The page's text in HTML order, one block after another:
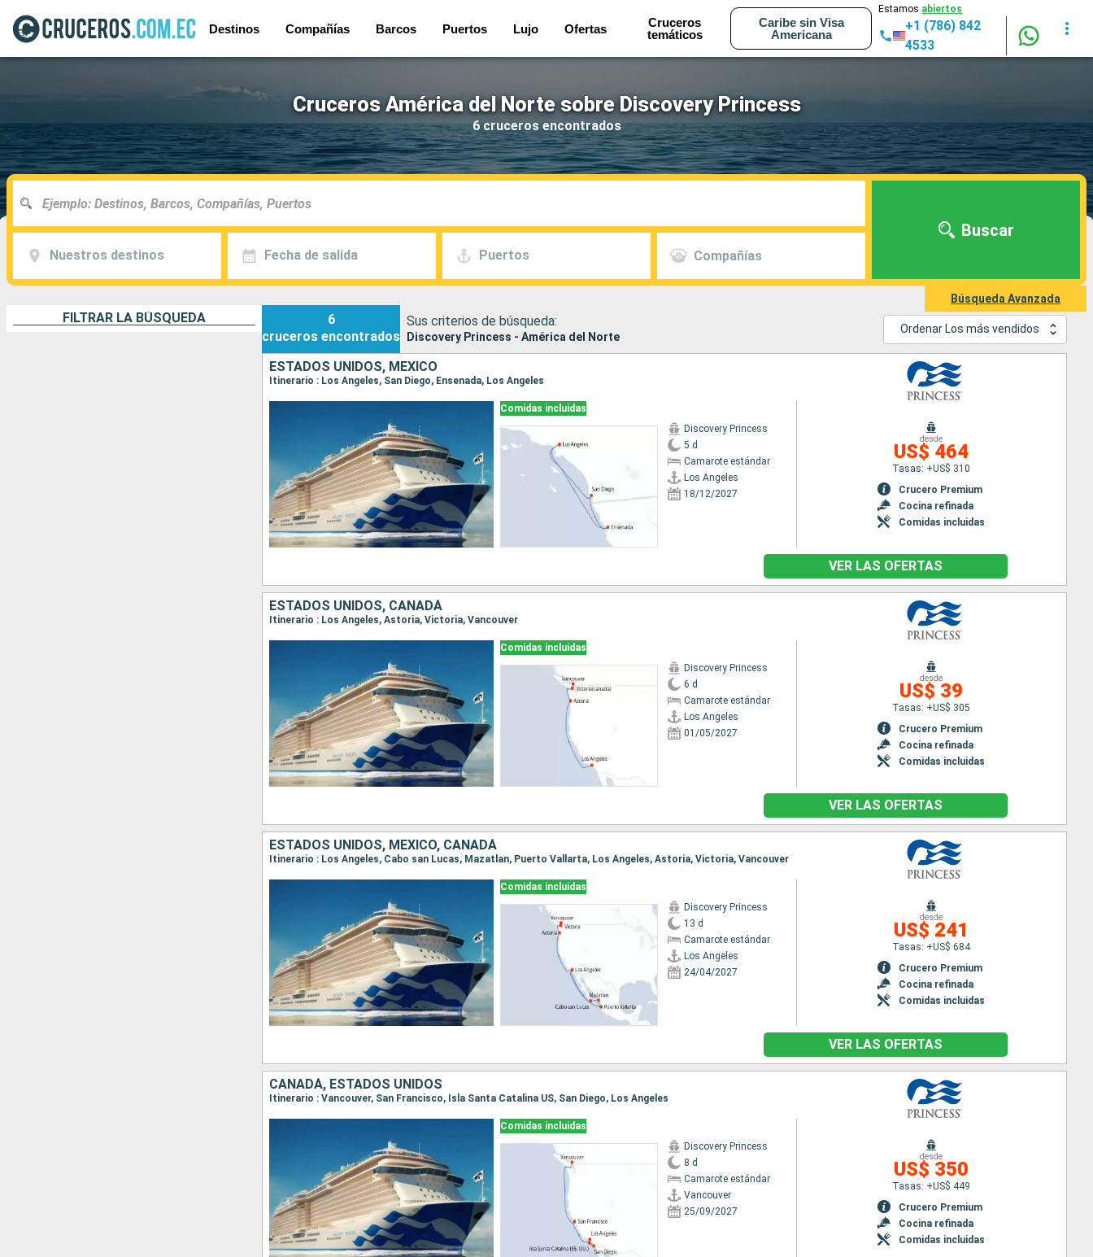
Destinos Compañías Barcos Puertos Lujo Ofertas
Cruceros
temáticos
Caribe sin Visa
Americana
Estamos abiertos
+1 (786) 842
4533
Cruceros América del Norte sobre Discovery Princess
6 cruceros encontrados
Nuestros destinos Fecha de salida Puertos Compañías
Buscar
Búsqueda Avanzada
FILTRAR LA BÚSQUEDA
6
cruceros encontrados
Sus criterios de búsqueda:
Discovery Princess - América del Norte
Ordenar Los más vendidos
ESTADOS UNIDOS, MÉXICO
Itinerario : Los Angeles, San Diego, Ensenada, Los Angeles
Comidas incluidas
Discovery Princess
5 d
Camarote estándar
Los Angeles
18/12/2027
desde
US$ 464
Tasas: +US$ 310
Crucero Premium
Cocina refinada
Comidas incluidas
VER LAS OFERTAS
ESTADOS UNIDOS, CANADÁ
Itinerario : Los Angeles, Astoria, Victoria, Vancouver
Comidas incluidas
Discovery Princess
6 d
Camarote estándar
Los Angeles
01/05/2027
desde
US$ 39
Tasas: +US$ 305
Crucero Premium
Cocina refinada
Comidas incluidas
VER LAS OFERTAS
ESTADOS UNIDOS, MÉXICO, CANADÁ
Itinerario : Los Angeles, Cabo san Lucas, Mazatlan, Puerto Vallarta, Los Angeles, Astoria, Victoria, Vancouver
Comidas incluidas
Discovery Princess
13 d
Camarote estándar
Los Angeles
24/04/2027
desde
US$ 241
Tasas: +US$ 684
Crucero Premium
Cocina refinada
Comidas incluidas
VER LAS OFERTAS
CANADÁ, ESTADOS UNIDOS
Itinerario : Vancouver, San Francisco, Isla Santa Catalina US, San Diego, Los Angeles
Comidas incluidas
Discovery Princess
8 d
Camarote estándar
Vancouver
25/09/2027
desde
US$ 350
Tasas: +US$ 449
Crucero Premium
Cocina refinada
Comidas incluidas